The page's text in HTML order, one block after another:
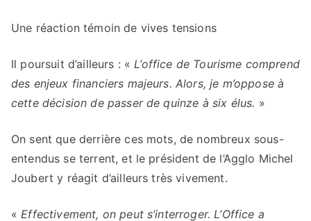
Une réaction témoin de vives tensions
Il poursuit d’ailleurs : « L’office de Tourisme comprend
des enjeux financiers majeurs. Alors, je m’oppose à
cette décision de passer de quinze à six élus. »
On sent que derrière ces mots, de nombreux sous-
entendus se terrent, et le président de l’Agglo Michel
Joubert y réagit d’ailleurs très vivement.
« Effectivement, on peut s’interroger. L’Office a